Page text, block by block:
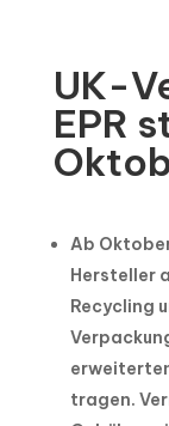
UK-
EPR
Ab
Hersteller
Recycling
tragen.